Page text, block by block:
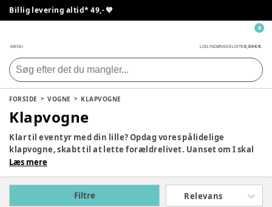
Billig levering altid* 49,- 💙
MENU LOG INDØNSKELISTE0,00 KR.
0
FORSIDE VOGNE KLAPVOGNE
Klapvogne
Klar til eventyr med din lille? Opdag vores pålidelige
klapvogne, skabt til at lette forældrelivet. Uanset om I skal
på indkøbstur, ferie eller nyde en dag i parken, har vi det
paraplyvogne - opdag vores smarte og praktiske klapvogne
til markedets bedste priser nedenfor.
Læs mere
Filtre Relevans